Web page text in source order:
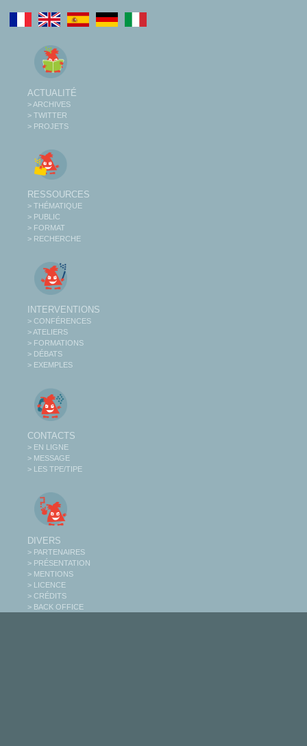
ACTUALITÉ
> ARCHIVES
> TWITTER
> PROJETS
RESSOURCES
> THÉMATIQUE
> PUBLIC
> FORMAT
> RECHERCHE
INTERVENTIONS
> CONFÉRENCES
> ATELIERS
> FORMATIONS
> DÉBATS
> EXEMPLES
CONTACTS
> EN LIGNE
> MESSAGE
> LES TPE/TIPE
DIVERS
> PARTENAIRES
> PRÉSENTATION
> MENTIONS
> LICENCE
> CRÉDITS
> BACK OFFICE